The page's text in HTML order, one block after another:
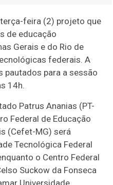
feira (2) projeto que
de educação
Gerais e do Rio de
federais. A
pautados para a sessão
14h.
Patrus Ananias (PT-
Federal de Educação
(Cefet-MG) será
Tecnológica Federal
o Centro Federal
Suckow da Fonseca
Universidade